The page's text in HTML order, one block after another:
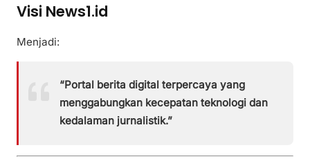
Visi News1.id
Menjadi:
“Portal berita digital terpercaya yang
menggabungkan kecepatan teknologi dan
kedalaman jurnalistik.”